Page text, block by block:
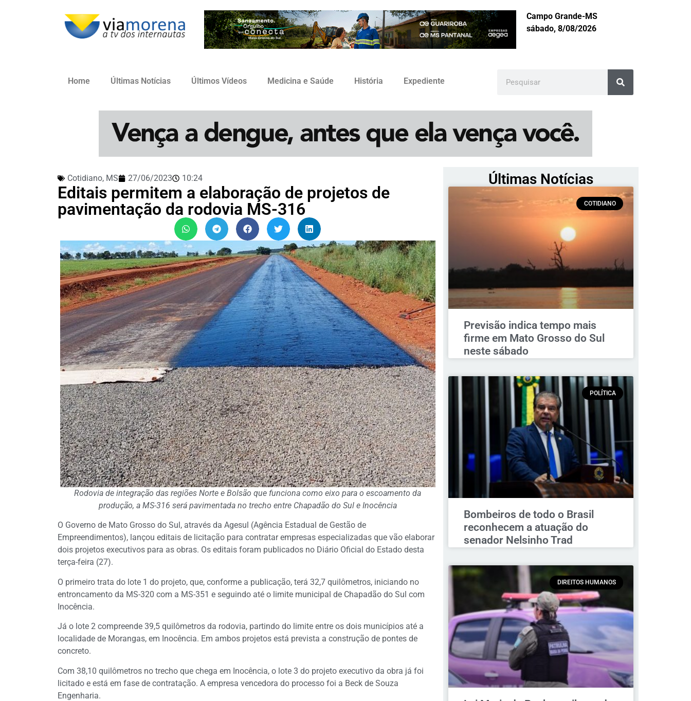
Campo Grande-MS
sábado, 8/08/2026
Home Últimas Notícias Últimos Vídeos Medicina e Saúde História Expediente
Cotidiano, MS 27/06/2023 10:24
Editais permitem a elaboração de projetos de
pavimentação da rodovia MS-316
Rodovia de integração das regiões Norte e Bolsão que funciona como eixo para o escoamento da
produção, a MS-316 será pavimentada no trecho entre Chapadão do Sul e Inocência
O Governo de Mato Grosso do Sul, através da Agesul (Agência Estadual de Gestão de
Empreendimentos), lançou editais de licitação para contratar empresas especializadas que vão elaborar
dois projetos executivos para as obras. Os editais foram publicados no Diário Oficial do Estado desta
terça-feira (27).
O primeiro trata do lote 1 do projeto, que, conforme a publicação, terá 32,7 quilômetros, iniciando no
entroncamento da MS-320 com a MS-351 e seguindo até o limite municipal de Chapadão do Sul com
Inocência.
Já o lote 2 compreende 39,5 quilômetros da rodovia, partindo do limite entre os dois municípios até a
localidade de Morangas, em Inocência. Em ambos projetos está prevista a construção de pontes de
concreto.
Com 38,10 quilômetros no trecho que chega em Inocência, o lote 3 do projeto executivo da obra já foi
licitado e está em fase de contratação. A empresa vencedora do processo foi a Beck de Souza
Engenharia.
Últimas Notícias
COTIDIANO
Previsão indica tempo mais
firme em Mato Grosso do Sul
neste sábado
POLÍTICA
Bombeiros de todo o Brasil
reconhecem a atuação do
senador Nelsinho Trad
DIREITOS HUMANOS